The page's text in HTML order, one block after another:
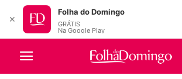
✕
Folha do Domingo
GRÁTIS
Na Google Play